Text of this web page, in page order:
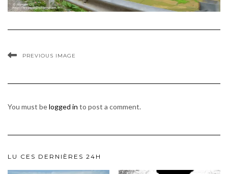
PREVIOUS IMAGE
You must belogged in to post a comment.
LU CES DERNIÈRES 24H